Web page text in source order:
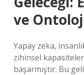
ve
Yapay zeka,
zihinsel
başarmıştır. Bu